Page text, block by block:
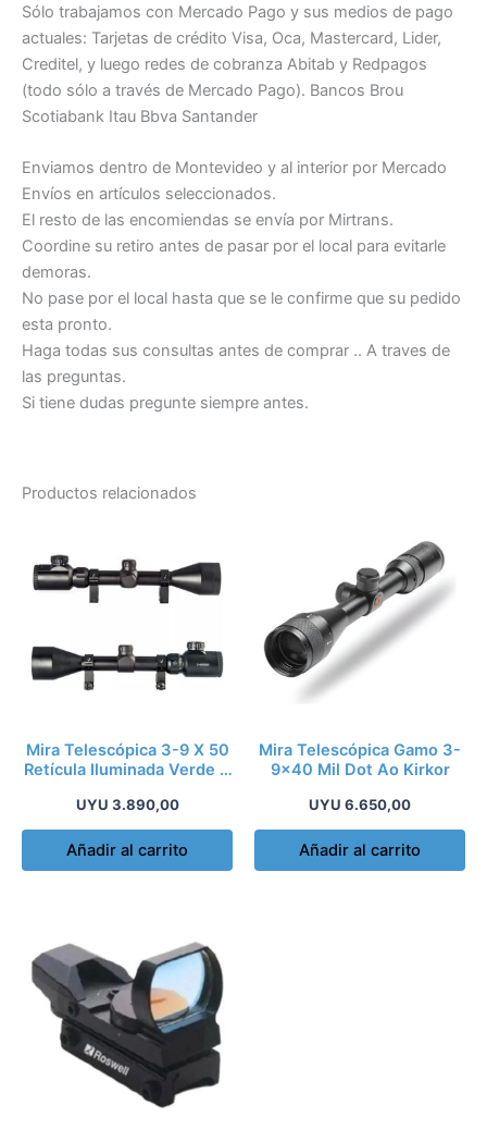
Sólo trabajamos con Mercado Pago y sus medios de pago
actuales: Tarjetas de crédito Visa, Oca, Mastercard, Lider,
Creditel, y luego redes de cobranza Abitab y Redpagos
(todo sólo a través de Mercado Pago). Bancos Brou
Scotiabank Itau Bbva Santander
Enviamos dentro de Montevideo y al interior por Mercado
Envíos en artículos seleccionados.
El resto de las encomiendas se envía por Mirtrans.
Coordine su retiro antes de pasar por el local para evitarle
demoras.
No pase por el local hasta que se le confirme que su pedido
esta pronto.
Haga todas sus consultas antes de comprar .. A traves de
las preguntas.
Si tiene dudas pregunte siempre antes.
Productos relacionados
Mira Telescópica 3-9 X 50
Retícula Iluminada Verde Y
UYU 3.890,00
Añadir al carrito
Mira Telescópica Gamo 3-
9×40 Mil Dot Ao Kirkor
UYU 6.650,00
Añadir al carrito